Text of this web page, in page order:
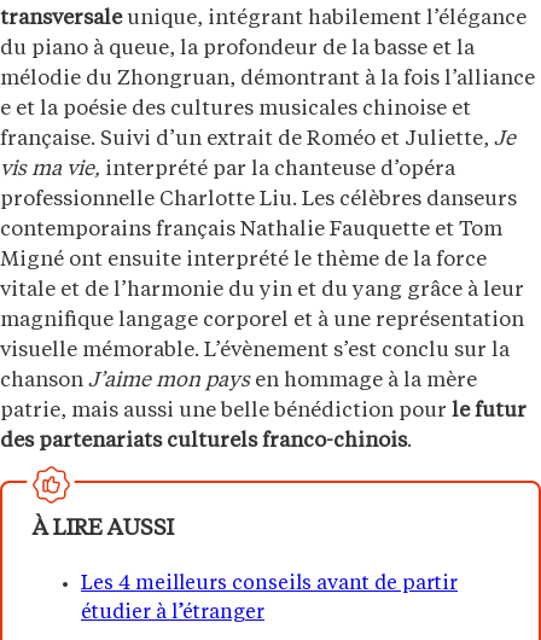
transversaleunique, intégrant habilement l’élégance
du piano à queue, la profondeur de la basse et la
mélodie du Zhongruan, démontrant à la fois l’alliance
e et la poésie des cultures musicales chinoise et
française. Suivi d’un extrait de Roméo et Juliette, Je
vis ma vie, interprété par la chanteuse d’opéra
professionnelle Charlotte Liu. Les célèbres danseurs
contemporains français Nathalie Fauquette et Tom
Migné ont ensuite interprété le thème de la force
vitale et de l’harmonie du yin et du yang grâce à leur
magnifique langage corporel et à une représentation
visuelle mémorable. L’évènement s’est conclu sur la
chanson J’aime mon paysen hommage à la mère
patrie, mais aussi une belle bénédiction pour le futur
des partenariats culturels franco-chinois.
À LIRE AUSSI
Les 4 meilleurs conseils avant de partir
étudier à l’étranger